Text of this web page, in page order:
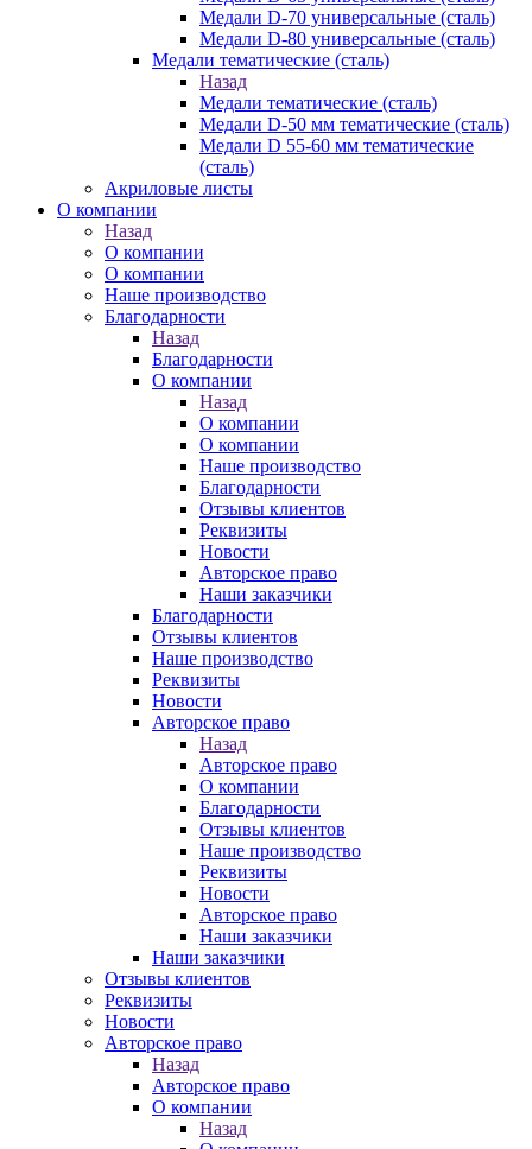
Медали D-70 универсальные (сталь)
Медали D-80 универсальные (сталь)
Медали тематические (сталь)
Назад
Медали тематические (сталь)
Медали D-50 мм тематические (сталь)
Медали D 55-60 мм тематические
(сталь)
Акриловые листы
О компании
Назад
О компании
О компании
Наше производство
Благодарности
Назад
Благодарности
О компании
Назад
О компании
О компании
Наше производство
Благодарности
Отзывы клиентов
Реквизиты
Новости
Авторское право
Наши заказчики
Благодарности
Отзывы клиентов
Наше производство
Реквизиты
Новости
Авторское право
Назад
Авторское право
О компании
Благодарности
Отзывы клиентов
Наше производство
Реквизиты
Новости
Авторское право
Наши заказчики
Наши заказчики
Отзывы клиентов
Реквизиты
Новости
Авторское право
Назад
Авторское право
О компании
Назад